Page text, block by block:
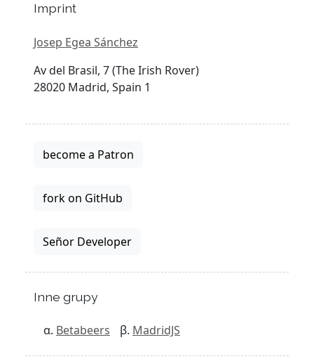
Imprint
Josep Egea Sánchez
Av del Brasil, 7 (The Irish Rover)
28020 Madrid, Spain 1
become a Patron
fork on GitHub
Señor Developer
Inne grupy
Betabeers MadridJS